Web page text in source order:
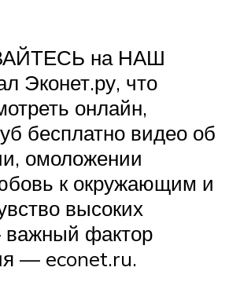
на НАШ
Эконет.ру, что
онлайн,
бесплатно видео об
омоложении
к окружающим и
высоких
фактор
— econet.ru.